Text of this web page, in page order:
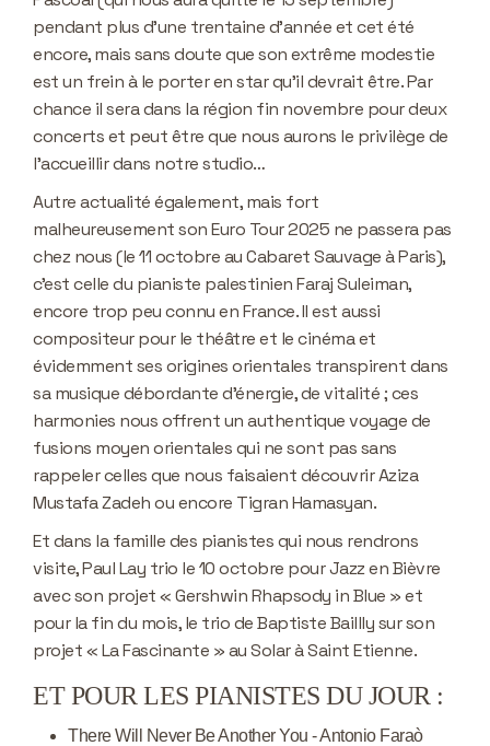
pendant plus d’une trentaine d’année et cet été
encore, mais sans doute que son extrême modestie
est un frein à le porter en star qu’il devrait être. Par
chance il sera dans la région fin novembre pour deux
concerts et peut être que nous aurons le privilège de
l’accueillir dans notre studio…
Autre actualité également, mais fort
malheureusement son Euro Tour 2025 ne passera pas
chez nous (le 11 octobre au Cabaret Sauvage à Paris),
c’est celle du pianiste palestinien Faraj Suleiman,
encore trop peu connu en France. Il est aussi
compositeur pour le théâtre et le cinéma et
évidemment ses origines orientales transpirent dans
sa musique débordante d’énergie, de vitalité ; ces
harmonies nous offrent un authentique voyage de
fusions moyen orientales qui ne sont pas sans
rappeler celles que nous faisaient découvrir Aziza
Mustafa Zadeh ou encore Tigran Hamasyan.
Et dans la famille des pianistes qui nous rendrons
visite, Paul Lay trio le 10 octobre pour Jazz en Bièvre
avec son projet « Gershwin Rhapsody in Blue » et
pour la fin du mois, le trio de Baptiste Baillly sur son
projet « La Fascinante » au Solar à Saint Etienne.
ET POUR LES PIANISTES DU JOUR :
There Will Never Be Another You - Antonio Faraò